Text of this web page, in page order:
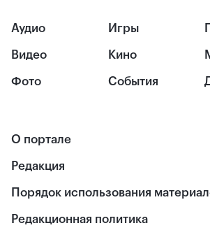
Аудио
Видео
Фото
Игры
Кино
События
О портале
Редакция
Порядок использования
Редакционная политика